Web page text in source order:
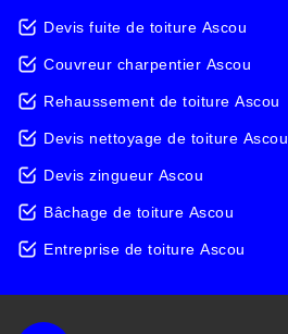
Devis fuite de toiture Ascou
Couvreur charpentier Ascou
Rehaussement de toiture Ascou
Devis nettoyage de toiture Ascou
Devis zingueur Ascou
Bâchage de toiture Ascou
Entreprise de toiture Ascou